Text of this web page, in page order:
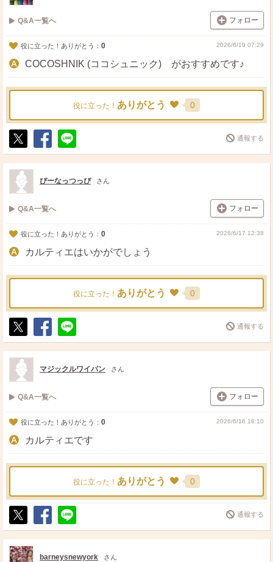
Q&A一覧へ フォロー
役に立った！ありがとう： 0 2026/6/19 07:29
COCOSHNIK (ココシュニック) がおすすめです♪
役に立った！ ありがとう 0
ポ
ス
ト
シ
ェ
送
る
通報する
ぴーなっつっぴ さん
Q&A一覧へ フォロー
役に立った！ありがとう： 0 2026/6/17 12:38
カルティエはいかがでしょう
役に立った！ ありがとう 0
ポ
ス
ト
シ
ェ
送
る
通報する
マジックルワイパン さん
Q&A一覧へ フォロー
役に立った！ありがとう： 0 2026/6/16 18:10
カルティエです
役に立った！ ありがとう 0
ポ
ス
ト
シ
ェ
送
る
通報する
barneysnewyork さん